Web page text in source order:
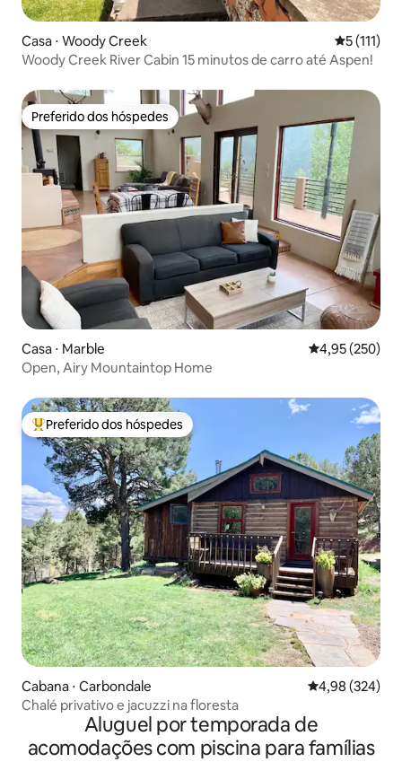
Casa ⋅ Woody Creek 5 de uma
5 (111)
Woody Creek River Cabin 15 minutos de carro até Aspen!
Preferido dos hóspedes
Preferido dos hóspedes
Casa ⋅ Marble 4,95 de uma
4,95 (250)
Open, Airy Mountaintop Home
Entre os melhores preferidos dos hóspedes
Preferido dos hóspedes
Cabana ⋅ Carbondale 4,98 de uma
4,98 (324)
Chalé privativo e jacuzzi na floresta
Aluguel por temporada de
acomodações com piscina para famílias